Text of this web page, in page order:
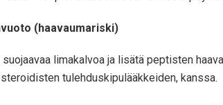
(haavaumariski)
limakalvoa ja lisätä peptisten
tulehduskipulääkkeiden, kanssa.